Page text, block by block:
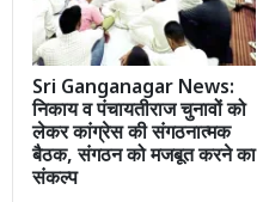
Sri Ganganagar News:
निकाय व पंचायतीराज चुनावों को
लेकर कांग्रेस की संगठनात्मक
बैठक, संगठन को मजबूत करने का
संकल्प